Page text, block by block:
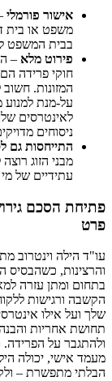
אישור פורמלי
משפט או בית
בבית המשפט
פירוט מלא –
חוקי פרידה
המזונות.
על-מנת
לאינטרסים
ניסוחים
התייחסות גם
מבני הזוג
עתידיים של
פתיחת הסכם
פרט
עו"ד הילה וינטרוב
והרצינות, כשהבסיס
בתחום ומתן עזרה
הקשבה ורגישות
שלך ועל אילו
תחושת אחריות
ולהתגבר על
מעמד אישי, יכולה
הבלתי מתפשרת –